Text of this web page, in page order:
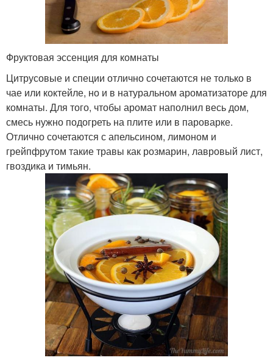
Фруктовая эссенция для комнаты
Цитрусовые и специи отлично сочетаются не только в
чае или коктейле, но и в натуральном ароматизаторе для
комнаты. Для того, чтобы аромат наполнил весь дом,
смесь нужно подогреть на плите или в пароварке.
Отлично сочетаются с апельсином, лимоном и
грейпфрутом такие травы как розмарин, лавровый лист,
гвоздика и тимьян.